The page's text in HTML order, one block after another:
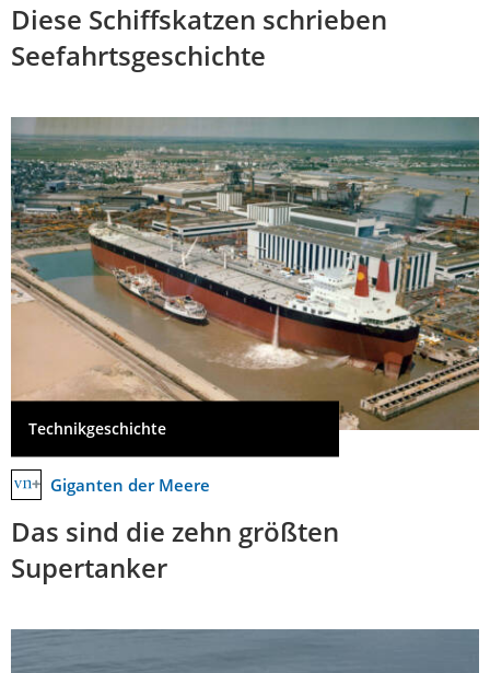
Diese Schiffskatzen schrieben
Seefahrtsgeschichte
Technikgeschichte
Giganten der Meere
Das sind die zehn größten
Supertanker